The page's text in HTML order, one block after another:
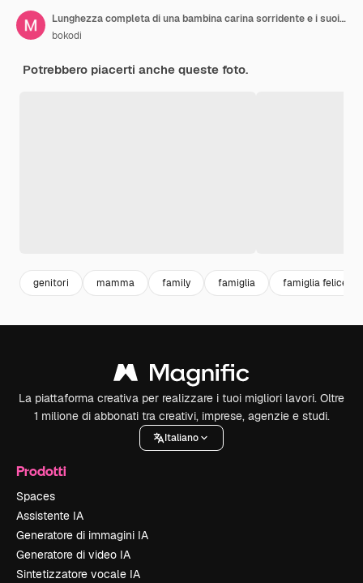
Lunghezza completa di una bambina carina sorridente e i suoi genitori che camminano nel parco con il cane e si guardano a vicenda
bokodi
Potrebbero piacerti anche queste foto.
genitori mamma family famiglia famiglia felice
La piattaforma creativa per realizzare i tuoi migliori lavori. Oltre
1 milione di abbonati tra creativi, imprese, agenzie e studi.
Italiano
Prodotti
Spaces
Assistente IA
Generatore di immagini IA
Generatore di video IA
Sintetizzatore vocale IA